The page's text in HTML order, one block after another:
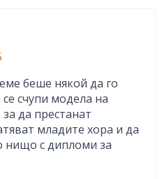
беше някой да го
счупи модела на
да престанат
младите хора и да
нищо с дипломи за